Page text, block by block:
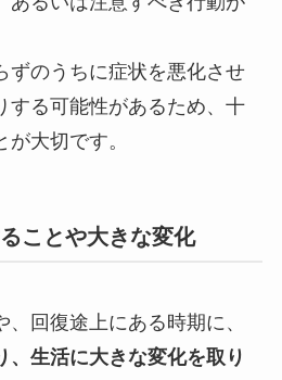
ずのうちに症状を悪化させ
する可能性があるため、十
大切です。
ことや大きな変化
回復途上にある時期に、
、生活に大きな変化を取り